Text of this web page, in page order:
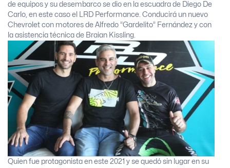
de equipos y su desembarco se dio en la escuadra de Diego De
Carlo, en este caso el LRD Performance. Conducirá un nuevo
Chevrolet con motores de Alfredo “Gardelito” Fernández y con
la asistencia técnica de Braian Kissling.
Quien fue protagonista en este 2021 y se quedó sin lugar en su